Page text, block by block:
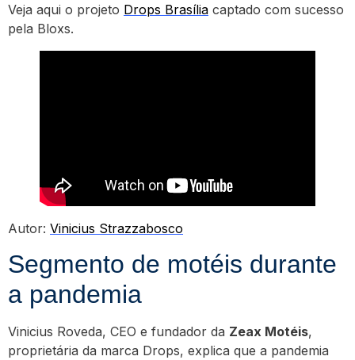
Veja aqui o projeto Drops Brasília captado com sucesso
pela Bloxs.
Autor: Vinicius Strazzabosco
Segmento de motéis durante
a pandemia
Vinicius Roveda, CEO e fundador da Zeax Motéis,
proprietária da marca Drops, explica que a pandemia